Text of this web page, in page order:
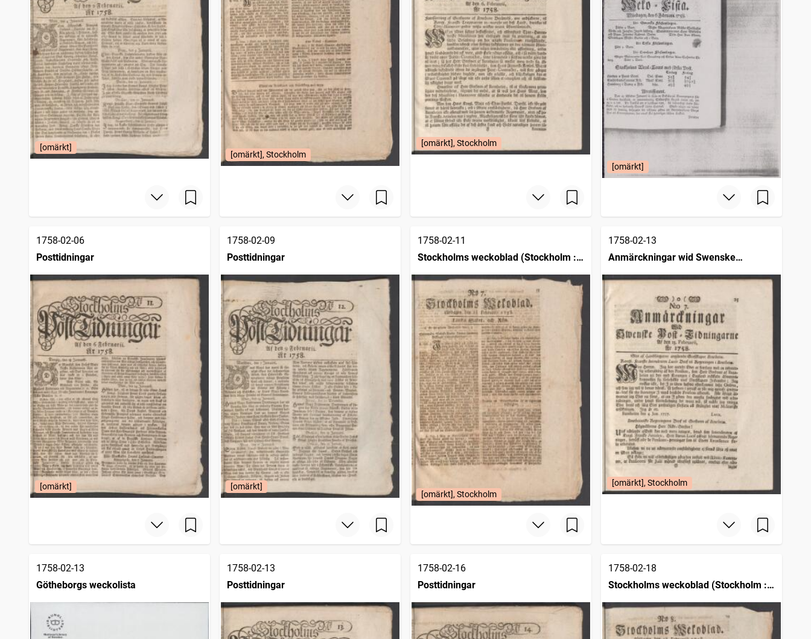
[omärkt]
[omärkt], Stockholm
[omärkt], Stockholm
[omärkt]
1758-02-06
Posttidningar
[omärkt]
1758-02-09
Posttidningar
[omärkt]
1758-02-11
Stockholms weckoblad (Stockholm :
1745)
[omärkt], Stockholm
1758-02-13
Anmärckningar wid Swenske
posttidningarne
[omärkt], Stockholm
1758-02-13
Götheborgs weckolista
1758-02-13
Posttidningar
1758-02-16
Posttidningar
1758-02-18
Stockholms weckoblad (Stockholm :